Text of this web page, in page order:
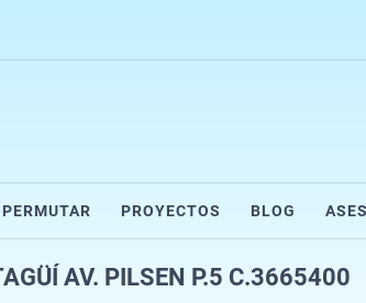
PERMUTAR PROYECTOS BLOG
AV. PILSEN P.5 C.3665400